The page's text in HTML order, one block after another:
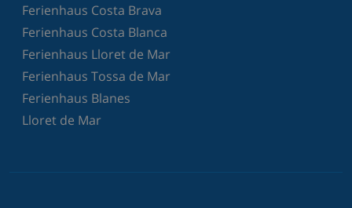
Ferienhaus Costa Brava
Ferienhaus Costa Blanca
Ferienhaus Lloret de Mar
Ferienhaus Tossa de Mar
Ferienhaus Blanes
Lloret de Mar